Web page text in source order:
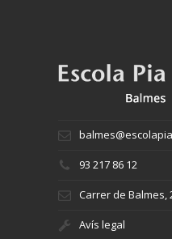
93 217 86 12
Carrer de Balmes,
Avís legal